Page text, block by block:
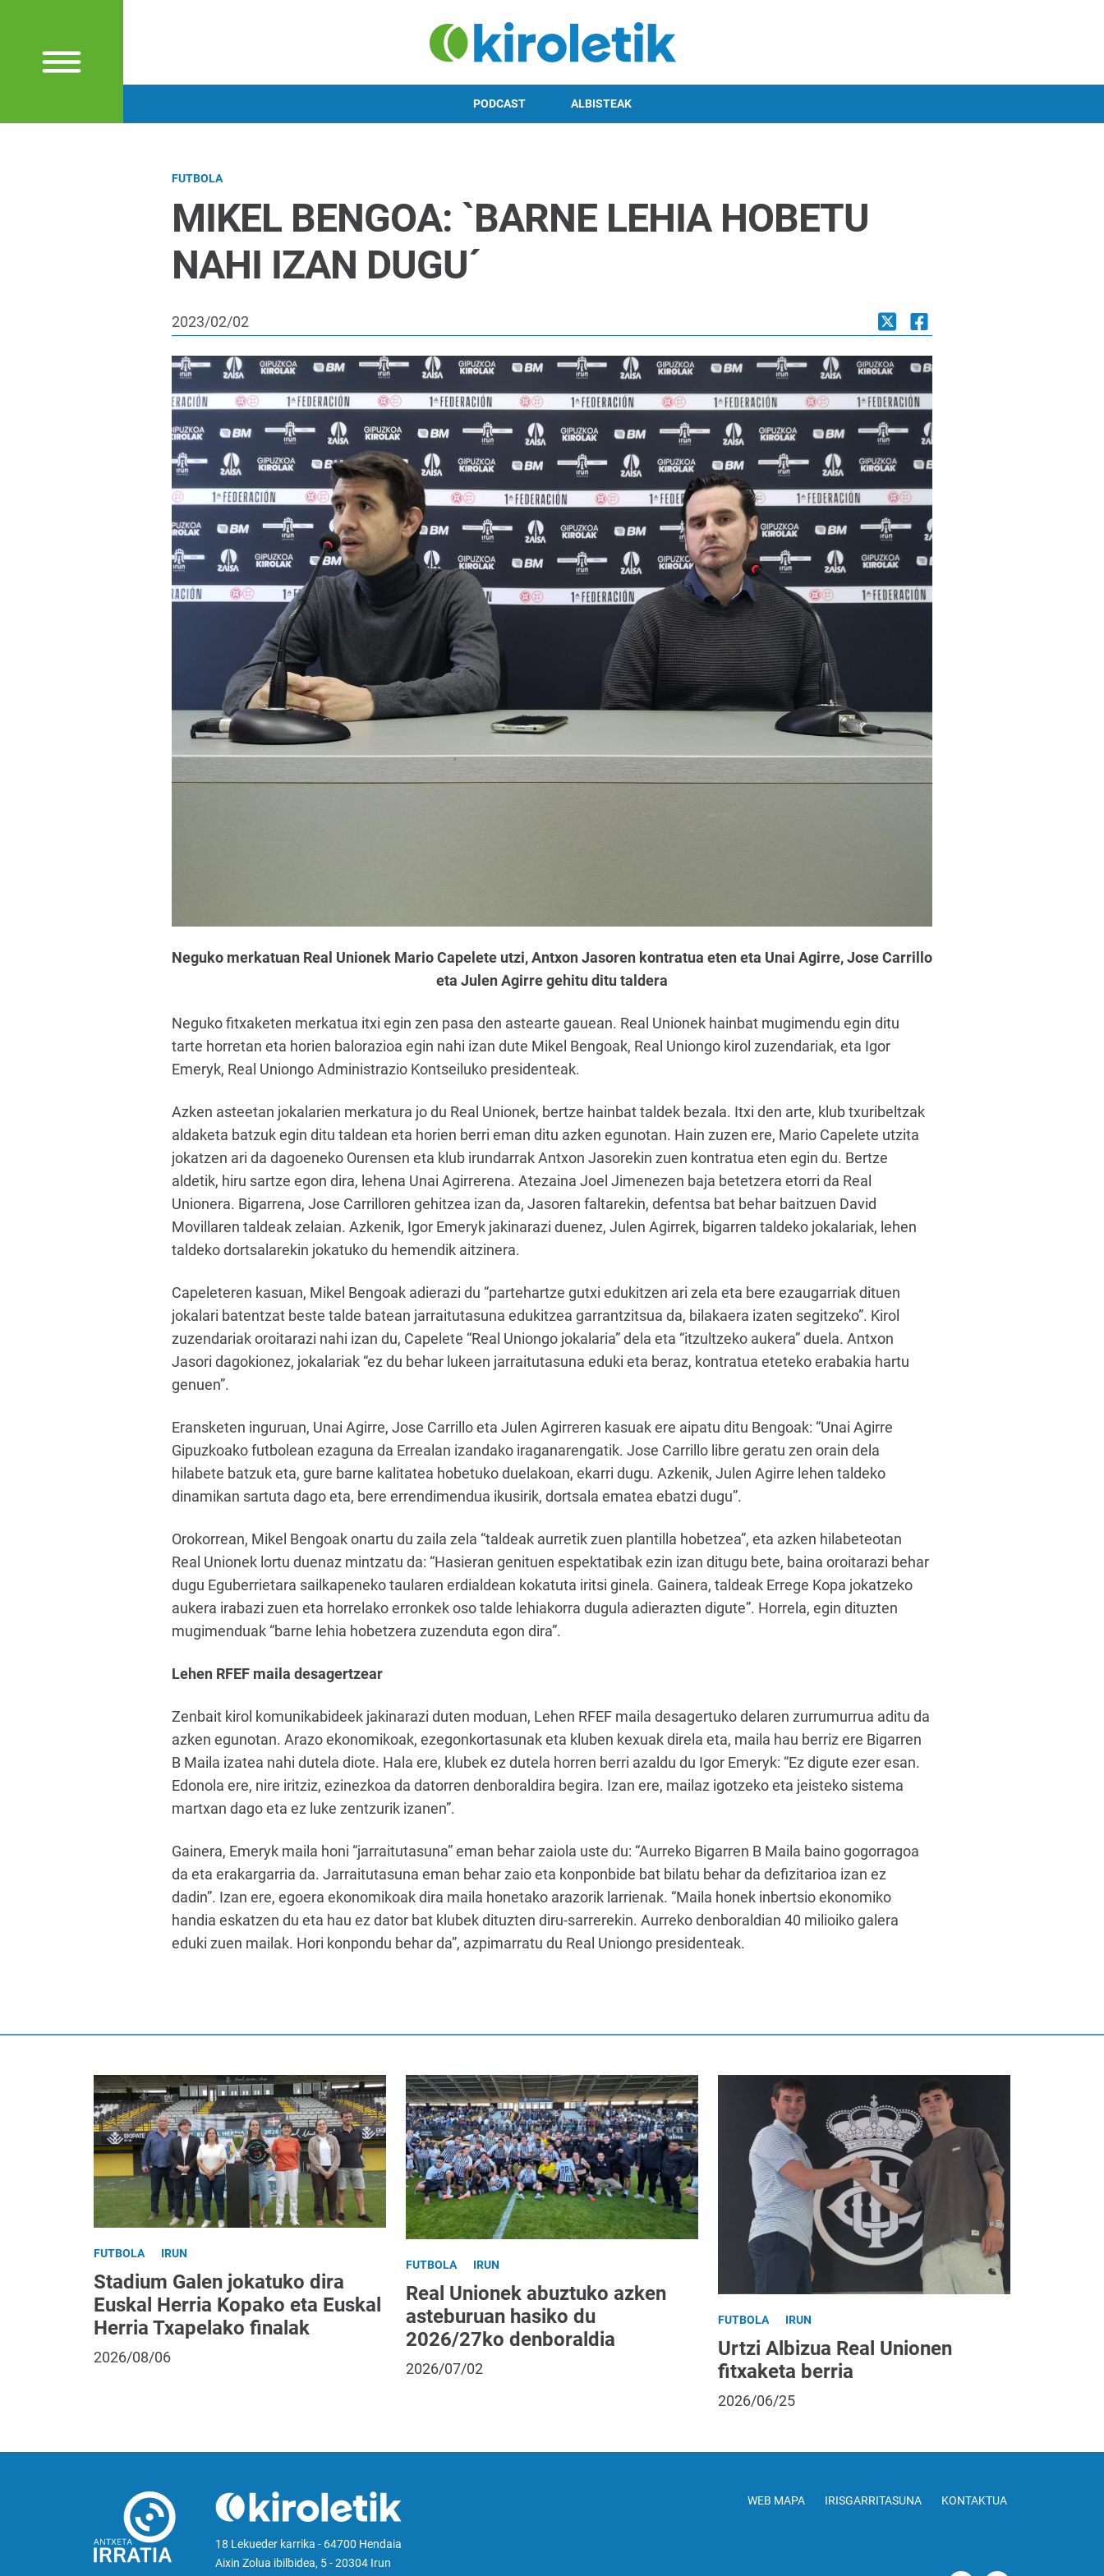
PODCAST ALBISTEAK
FUTBOLA
MIKEL BENGOA: `BARNE LEHIA HOBETU
NAHI IZAN DUGU´
2023/02/02
Neguko merkatuan Real Unionek Mario Capelete utzi, Antxon Jasoren kontratua eten eta Unai Agirre, Jose Carrillo
eta Julen Agirre gehitu ditu taldera
Neguko fitxaketen merkatua itxi egin zen pasa den astearte gauean. Real Unionek hainbat mugimendu egin ditu
tarte horretan eta horien balorazioa egin nahi izan dute Mikel Bengoak, Real Uniongo kirol zuzendariak, eta Igor
Emeryk, Real Uniongo Administrazio Kontseiluko presidenteak.
Azken asteetan jokalarien merkatura jo du Real Unionek, bertze hainbat taldek bezala. Itxi den arte, klub txuribeltzak
aldaketa batzuk egin ditu taldean eta horien berri eman ditu azken egunotan. Hain zuzen ere, Mario Capelete utzita
jokatzen ari da dagoeneko Ourensen eta klub irundarrak Antxon Jasorekin zuen kontratua eten egin du. Bertze
aldetik, hiru sartze egon dira, lehena Unai Agirrerena. Atezaina Joel Jimenezen baja betetzera etorri da Real
Unionera. Bigarrena, Jose Carrilloren gehitzea izan da, Jasoren faltarekin, defentsa bat behar baitzuen David
Movillaren taldeak zelaian. Azkenik, Igor Emeryk jakinarazi duenez, Julen Agirrek, bigarren taldeko jokalariak, lehen
taldeko dortsalarekin jokatuko du hemendik aitzinera.
Capeleteren kasuan, Mikel Bengoak adierazi du “partehartze gutxi edukitzen ari zela eta bere ezaugarriak dituen
jokalari batentzat beste talde batean jarraitutasuna edukitzea garrantzitsua da, bilakaera izaten segitzeko”. Kirol
zuzendariak oroitarazi nahi izan du, Capelete “Real Uniongo jokalaria” dela eta “itzultzeko aukera” duela. Antxon
Jasori dagokionez, jokalariak “ez du behar lukeen jarraitutasuna eduki eta beraz, kontratua eteteko erabakia hartu
genuen”.
Eransketen inguruan, Unai Agirre, Jose Carrillo eta Julen Agirreren kasuak ere aipatu ditu Bengoak: “Unai Agirre
Gipuzkoako futbolean ezaguna da Errealan izandako iraganarengatik. Jose Carrillo libre geratu zen orain dela
hilabete batzuk eta, gure barne kalitatea hobetuko duelakoan, ekarri dugu. Azkenik, Julen Agirre lehen taldeko
dinamikan sartuta dago eta, bere errendimendua ikusirik, dortsala ematea ebatzi dugu”.
Orokorrean, Mikel Bengoak onartu du zaila zela “taldeak aurretik zuen plantilla hobetzea”, eta azken hilabeteotan
Real Unionek lortu duenaz mintzatu da: “Hasieran genituen espektatibak ezin izan ditugu bete, baina oroitarazi behar
dugu Eguberrietara sailkapeneko taularen erdialdean kokatuta iritsi ginela. Gainera, taldeak Errege Kopa jokatzeko
aukera irabazi zuen eta horrelako erronkek oso talde lehiakorra dugula adierazten digute”. Horrela, egin dituzten
mugimenduak “barne lehia hobetzera zuzenduta egon dira”.
Lehen RFEF maila desagertzear
Zenbait kirol komunikabideek jakinarazi duten moduan, Lehen RFEF maila desagertuko delaren zurrumurrua aditu da
azken egunotan. Arazo ekonomikoak, ezegonkortasunak eta kluben kexuak direla eta, maila hau berriz ere Bigarren
B Maila izatea nahi dutela diote. Hala ere, klubek ez dutela horren berri azaldu du Igor Emeryk: “Ez digute ezer esan.
Edonola ere, nire iritziz, ezinezkoa da datorren denboraldira begira. Izan ere, mailaz igotzeko eta jeisteko sistema
martxan dago eta ez luke zentzurik izanen”.
Gainera, Emeryk maila honi “jarraitutasuna” eman behar zaiola uste du: “Aurreko Bigarren B Maila baino gogorragoa
da eta erakargarria da. Jarraitutasuna eman behar zaio eta konponbide bat bilatu behar da defizitarioa izan ez
dadin”. Izan ere, egoera ekonomikoak dira maila honetako arazorik larrienak. “Maila honek inbertsio ekonomiko
handia eskatzen du eta hau ez dator bat klubek dituzten diru-sarrerekin. Aurreko denboraldian 40 milioiko galera
eduki zuen mailak. Hori konpondu behar da”, azpimarratu du Real Uniongo presidenteak.
FUTBOLA IRUN
Stadium Galen jokatuko dira
Euskal Herria Kopako eta Euskal
Herria Txapelako finalak
2026/08/06
FUTBOLA IRUN
Real Unionek abuztuko azken
asteburuan hasiko du
2026/27ko denboraldia
2026/07/02
FUTBOLA IRUN
Urtzi Albizua Real Unionen
fitxaketa berria
2026/06/25
18 Lekueder karrika - 64700 Hendaia
Aixin Zolua ibilbidea, 5 - 20304 Irun
WEB MAPA IRISGARRITASUNA KONTAKTUA